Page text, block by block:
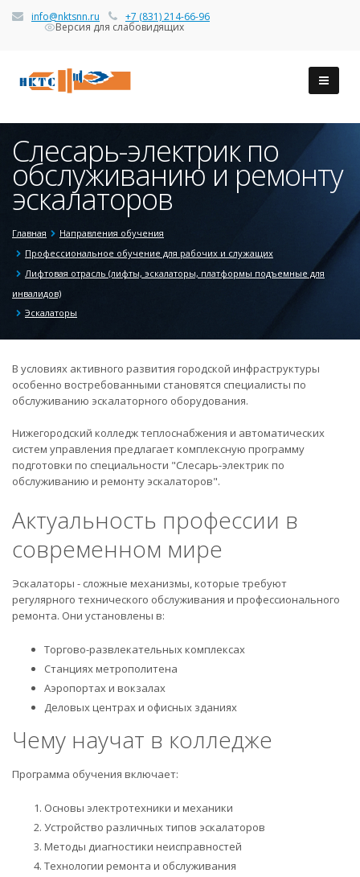
info@nktsnn.ru +7 (831) 214-66-96
Версия для слабовидящих
Слесарь-электрик по
обслуживанию и ремонту
эскалаторов
Главная
Направления обучения
Профессиональное обучение для рабочих и служащих
Лифтовая отрасль (лифты, эскалаторы, платформы подъемные для
инвалидов)
Эскалаторы
В условиях активного развития городской инфраструктуры
особенно востребованными становятся специалисты по
обслуживанию эскалаторного оборудования.
Нижегородский колледж теплоснабжения и автоматических
систем управления предлагает комплексную программу
подготовки по специальности "Слесарь-электрик по
обслуживанию и ремонту эскалаторов".
Актуальность профессии в
современном мире
Эскалаторы - сложные механизмы, которые требуют
регулярного технического обслуживания и профессионального
ремонта. Они установлены в:
Торгово-развлекательных комплексах
Станциях метрополитена
Аэропортах и вокзалах
Деловых центрах и офисных зданиях
Чему научат в колледже
Программа обучения включает:
Основы электротехники и механики
Устройство различных типов эскалаторов
Методы диагностики неисправностей
Технологии ремонта и обслуживания